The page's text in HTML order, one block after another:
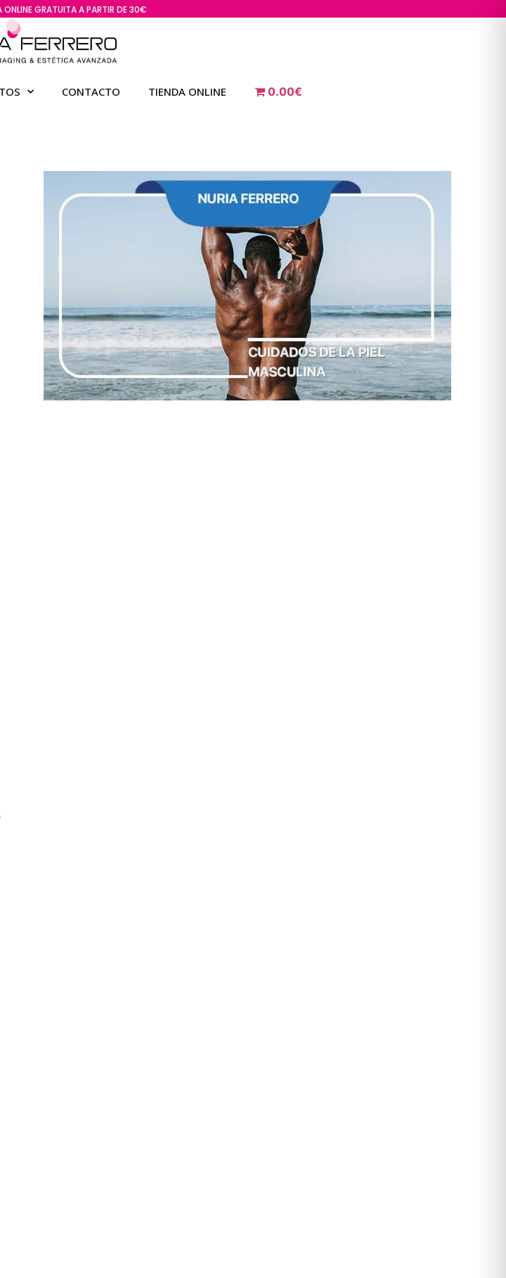
ONLINE GRATUITA A PARTIR DE 30€
CONTACTO TIENDA ONLINE 0.00€